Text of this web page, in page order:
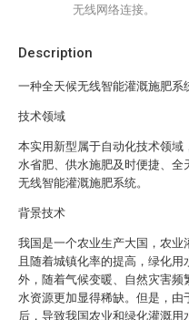
Description
一种全天候无线智能灌溉施肥系
技术领域
本实用新型属于自动化技术领域
水省肥、供水施肥及时便捷、全
无线智能灌溉施肥系统。
背景技术
我国是一个农业生产大国，农业
且随着城镇化率的提高，绿化
外，随着气候变暖、自然灾害频
水资源更加显得稀缺。但是，由
后，导致我国农业和绿化灌溉用
无线网络连接。